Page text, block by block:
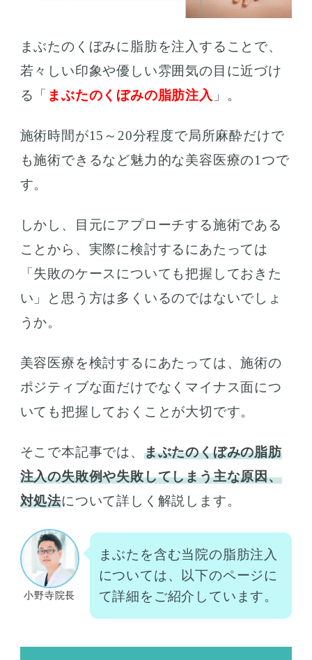
まぶたのくぼみに脂肪を注入することで、
若々しい印象や優しい雰囲気の目に近づけ
る「 まぶたのくぼみの脂肪注入 」。
施術時間が15～20分程度で局所麻酔だけで
も施術できるなど魅力的な美容医療の1つで
す。
しかし、目元にアプローチする施術である
ことから、実際に検討するにあたっては
「失敗のケースについても把握しておきた
い」と思う方は多くいるのではないでしょ
うか。
美容医療を検討するにあたっては、施術の
ポジティブな面だけでなくマイナス面につ
いても把握しておくことが大切です。
そこで本記事では、 まぶたのくぼみの脂肪
注入の失敗例や失敗してしまう主な原因、
対処法について詳しく解説します。
小野寺院長
まぶたを含む当院の脂肪注入
については、以下のページに
て詳細をご紹介しています。